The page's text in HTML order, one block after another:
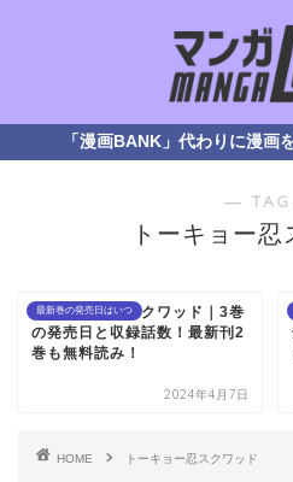
「漫画BANK」代わりに漫画
―
トーキョー忍
最新巻の発売日はいつ
トーキョー忍スクワッド｜3巻
の発売日と収録話数！最新刊2
巻も無料読み！
2024年4月7日
HOME トーキョー忍スクワッド